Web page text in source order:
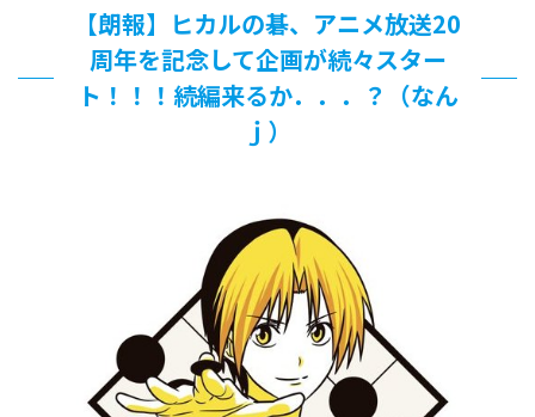
【画像】『プリズマ☆イリヤ』の新グッズ、流石に一線を越
えてしまう
北原ももさんの挑発!!!
【画像】顔100点、体30点の女ｗｗｗ
佐藤絢音ちゃん(11)が万バズ！！
北原ももさんの挑発!!!
【画像】『プリズマ☆イリヤ』の新グッズ、流石に一線を越
敵「ダンクーガは合体するまでが長過ぎてつまらない」←合
体する前から面白いんだよなぁ
まとめチェッカーは閉鎖しました。RSSの解除をお願いしま
す。
【朗報】ヒカルの碁、アニメ放送20
周年を記念して企画が続々スター
ト！！！続編来るか．．．？（なん
ｊ）